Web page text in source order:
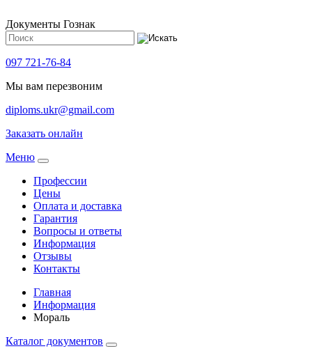
Документы Гознак
097 721-76-84
Мы вам перезвоним
diploms.ukr@gmail.com
Заказать онлайн
Meню
Профессии
Цены
Оплата и доставка
Гарантия
Вопросы и ответы
Информация
Отзывы
Контакты
Главная
Информация
Мораль
Каталог документов